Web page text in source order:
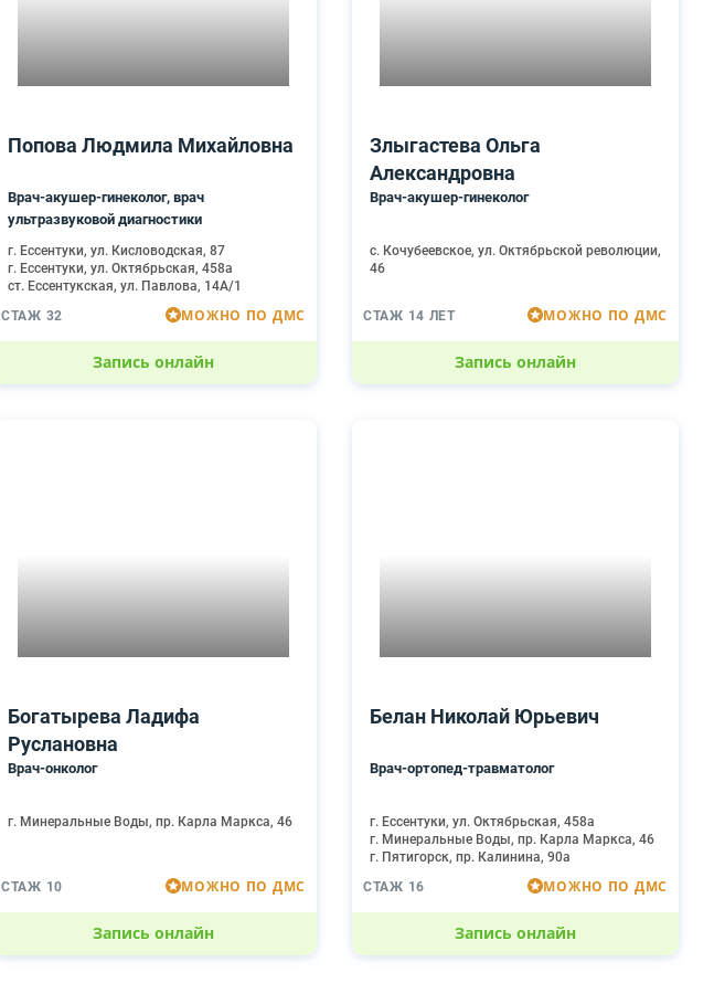
Попова Людмила Михайловна
Врач-акушер-гинеколог, врач
ультразвуковой диагностики
г. Ессентуки, ул. Кисловодская, 87
г. Ессентуки, ул. Октябрьская, 458а
ст. Ессентукская, ул. Павлова, 14А/1
СТАЖ 32
МОЖНО ПО ДМС
Запись онлайн
Злыгастева Ольга
Александровна
Врач-акушер-гинеколог
с. Кочубеевское, ул. Октябрьской революции,
46
СТАЖ 14 ЛЕТ МОЖНО ПО ДМС
Запись онлайн
Богатырева Ладифа
Руслановна
Врач-онколог
г. Минеральные Воды, пр. Карла Маркса, 46
СТАЖ 10 МОЖНО ПО ДМС
Запись онлайн
Белан Николай Юрьевич
Врач-ортопед-травматолог
г. Ессентуки, ул. Октябрьская, 458а
г. Минеральные Воды, пр. Карла Маркса, 46
г. Пятигорск, пр. Калинина, 90а
СТАЖ 16
МОЖНО ПО ДМС
Запись онлайн